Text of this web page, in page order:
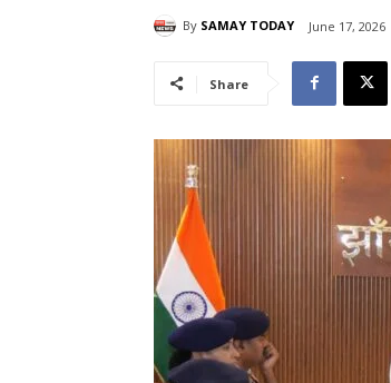
By SAMAY TODAY June 17, 2026
Share